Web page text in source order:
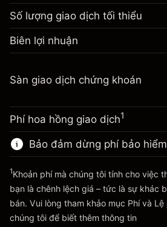
của bạn
Điều chỉnh phí tài trợ qua
đêm
Phí được tính trên toàn bộ giá
Quy mô giao dịch với đòn
Đi đến nền tảng
Biên lợi nhuận. Đầu tư
của bạn
đêm
trị vị thế.
Quy mô giao dịch với đòn
Tiền từ đòn bẩy ~ $
Đi đến nền tảng
Số lượng giao dịch tối thiểu
Biên lợi nhuận
Sàn giao dịch chứng khoán
Phí hoa hồng giao dịch1
Bảo đảm dừng phí bảo hiểm
Phí và
1Khoản phí mà chúng tôi tính cho việc
bạn là chênh lệch giá – tức là sự khác
bán. Vui lòng tham khảo mục Phí và Lệ
chúng tôi để biết thêm thông tin